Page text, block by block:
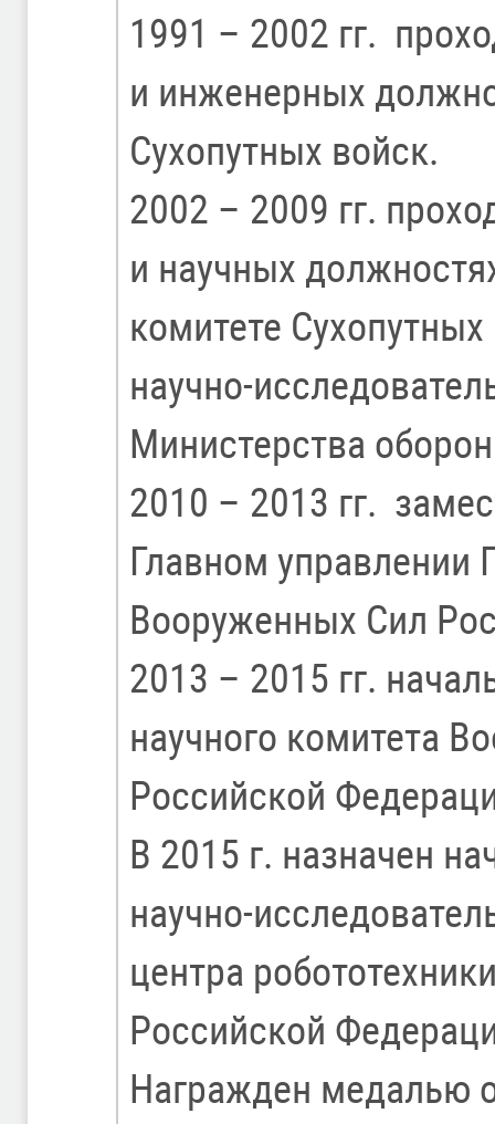
1991 – 2002 гг.
и инженерных
Сухопутных войск.
2002 – 2009 гг.
и научных
комитете
научно-
Министерства
2010 – 2013 гг.
Главном управлении
Вооруженных Сил
2013 – 2015 гг.
научного комитета
Российской
В 2015 г. назначен
научно-
центра
Российской
Награжден медалью